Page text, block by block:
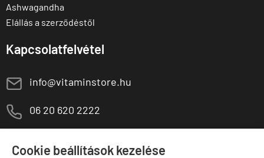
Cookie beállítások kezelése
Ashwagandha
Elállás a szerződéstől
Kapcsolatfelvétel
E info@vitaminstore.hu
M 06 20 620 2222
Szugló u. 83-85.